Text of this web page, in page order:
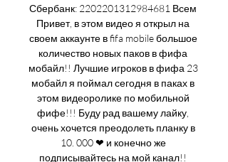
Сбербанк: 2202201312984681 Всем
Привет, в этом видео я открыл на
своем аккаунте в fifa mobile большое
количество новых паков в фифа
мобайл!! Лучшие игроков в фифа 23
мобайл я поймал сегодня в паках в
этом видеоролике по мобильной
фифе!!! Буду рад вашему лайку,
очень хочется преодолеть планку в
10. 000 ❤ и конечно же
подписывайтесь на мой канал!!